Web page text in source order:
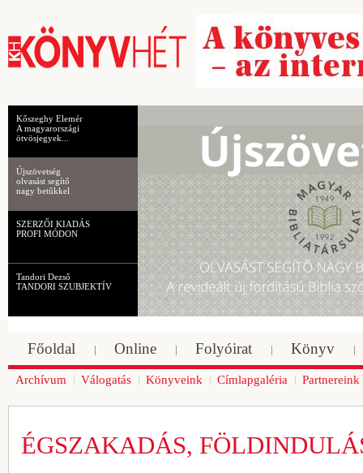
Kőszeghy Elemér
A magyarországi
ötvösjegyek...
Újszövetség
olvasást segítő
nagy betűkkel
SZERZŐI KIADÁS
PROFI MÓDON
Tandori Dezső
TANDORI SZUBJEKTÍV
Főoldal Online Folyóirat Könyv
Archívum Válogatás Könyveink Címlapgaléria Partnereink
ÉGSZAKADÁS,